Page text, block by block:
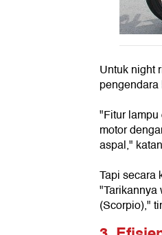
Untuk night
"Fitur
motor
aspal,"
Tapi secara
(Scorpio),"